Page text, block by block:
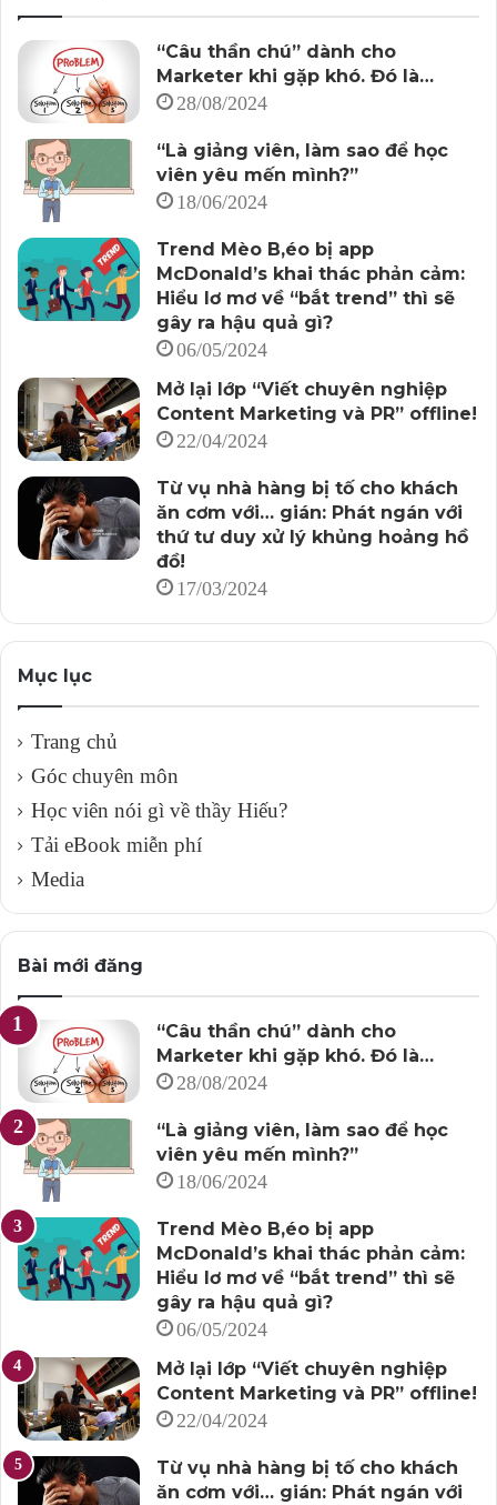
“Câu thần chú” dành cho
Marketer khi gặp khó. Đó là…
28/08/2024
“Là giảng viên, làm sao để học
viên yêu mến mình?”
18/06/2024
Trend Mèo B,éo bị app
McDonald’s khai thác phản cảm:
Hiểu lơ mơ về “bắt trend” thì sẽ
gây ra hậu quả gì?
06/05/2024
Mở lại lớp “Viết chuyên nghiệp
Content Marketing và PR” offline!
22/04/2024
Từ vụ nhà hàng bị tố cho khách
ăn cơm với… gián: Phát ngán với
thứ tư duy xử lý khủng hoảng hồ
đồ!
17/03/2024
Mục lục
Trang chủ
Góc chuyên môn
Học viên nói gì về thầy Hiếu?
Tải eBook miễn phí
Media
Bài mới đăng
“Câu thần chú” dành cho
Marketer khi gặp khó. Đó là…
28/08/2024
“Là giảng viên, làm sao để học
viên yêu mến mình?”
18/06/2024
Trend Mèo B,éo bị app
McDonald’s khai thác phản cảm:
Hiểu lơ mơ về “bắt trend” thì sẽ
gây ra hậu quả gì?
06/05/2024
Mở lại lớp “Viết chuyên nghiệp
Content Marketing và PR” offline!
22/04/2024
Từ vụ nhà hàng bị tố cho khách
ăn cơm với… gián: Phát ngán với